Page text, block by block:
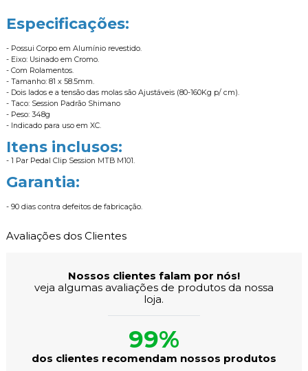
Especificações:
- Possui Corpo em Alumínio revestido.
- Eixo: Usinado em Cromo.
- Com Rolamentos.
- Tamanho: 81 x 58.5mm.
- Dois lados e a tensão das molas são Ajustáveis (80-160Kg p/ cm).
- Taco: Session Padrão Shimano
- Peso: 348g
- Indicado para uso em XC.
Itens inclusos:
- 1 Par Pedal Clip Session MTB M101.
Garantia:
- 90 dias contra defeitos de fabricação.
Avaliações dos Clientes
Nossos clientes falam por nós!
veja algumas avaliações de produtos da nossa
loja.
99%
dos clientes recomendam nossos produtos